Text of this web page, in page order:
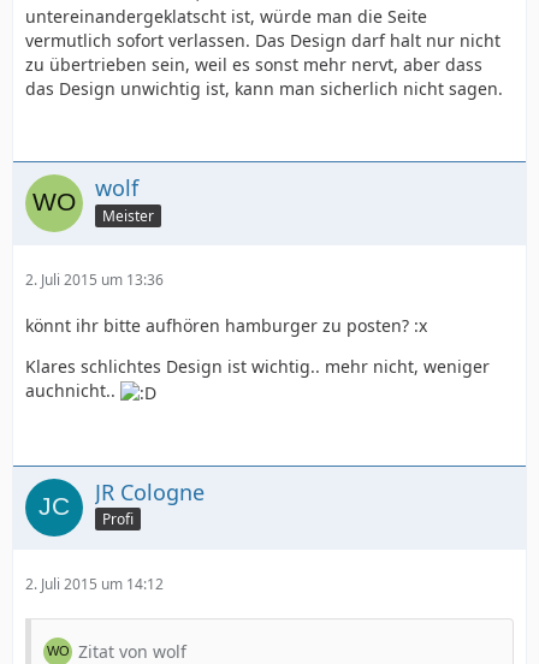
untereinandergeklatscht ist, würde man die Seite
vermutlich sofort verlassen. Das Design darf halt nur nicht
zu übertrieben sein, weil es sonst mehr nervt, aber dass
das Design unwichtig ist, kann man sicherlich nicht sagen.
wolf
Meister
2. Juli 2015 um 13:36
könnt ihr bitte aufhören hamburger zu posten? :x
Klares schlichtes Design ist wichtig.. mehr nicht, weniger
auchnicht..
JR Cologne
Profi
2. Juli 2015 um 14:12
Zitat von wolf